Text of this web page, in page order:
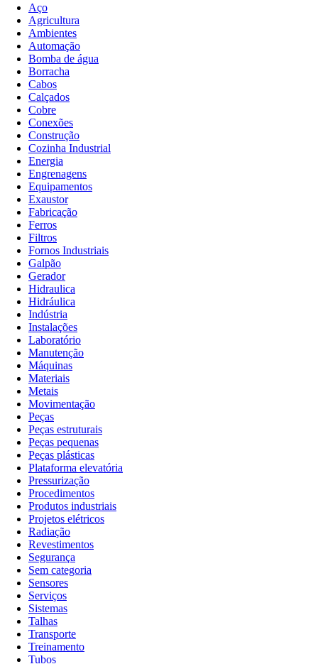
Aço
Agricultura
Ambientes
Automação
Bomba de água
Borracha
Cabos
Calçados
Cobre
Conexões
Construção
Cozinha Industrial
Energia
Engrenagens
Equipamentos
Exaustor
Fabricação
Ferros
Filtros
Fornos Industriais
Galpão
Gerador
Hidraulica
Hidráulica
Indústria
Instalações
Laboratório
Manutenção
Máquinas
Materiais
Metais
Movimentação
Peças
Peças estruturais
Peças pequenas
Peças plásticas
Plataforma elevatória
Pressurização
Procedimentos
Produtos industriais
Projetos elétricos
Radiação
Revestimentos
Segurança
Sem categoria
Sensores
Serviços
Sistemas
Talhas
Transporte
Treinamento
Tubos